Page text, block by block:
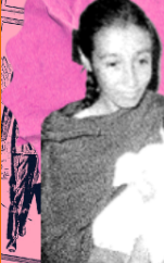
Para
MXN Para
Tu